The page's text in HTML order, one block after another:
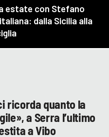
ricorda quanto la
a Serra l’ultimo
a Vibo